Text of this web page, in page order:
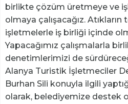
birlikte çözüm üretmeye ve
olmaya çalışacağız.
işletmelerle iş birliği içinde
Yapacağımız çalışmalarla
denetimlerimizi de
Alanya Turistik İşletmeciler
Burhan Sili konuyla ilgili
olarak, belediyemize destek